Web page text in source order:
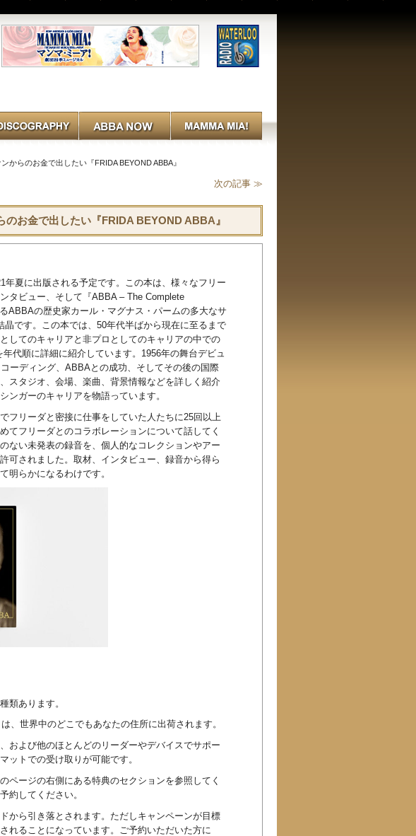
からのお金で出したい『FRIDA BEYOND ABBA』
次の記事 ≫
お金で出したい『FRIDA BEYOND ABBA』
年夏に出版される予定です。この本は、様々なフリー
タビュー、そして『ABBA – The Complete
ABBAの歴史家カール・マグナス・パームの多大なサ
です。この本では、50年代半ばから現在に至るまで
してのキャリアと非プロとしてのキャリアの中での
代順に詳細に紹介しています。1956年の舞台デビュ
ーディング、ABBAとの成功、そしてその後の国際
スタジオ、会場、楽曲、背景情報などを詳しく紹介
ンガーのキャリアを物語っています。
フリーダと密接に仕事をしていた人たちに25回以上
てフリーダとのコラボレーションについて話してく
ない未発表の録音を、個人的なコレクションやアー
可されました。取材、インタビュー、録音から得ら
明らかになるわけです。
類あります。
、世界中のどこでもあなたの住所に出荷されます。
および他のほとんどのリーダーやデバイスでサポー
ットでの受け取りが可能です。
ページの右側にある特典のセクションを参照してく
約してください。
から引き落とされます。ただしキャンペーンが目標
れることになっています。ご予約いただいた方に